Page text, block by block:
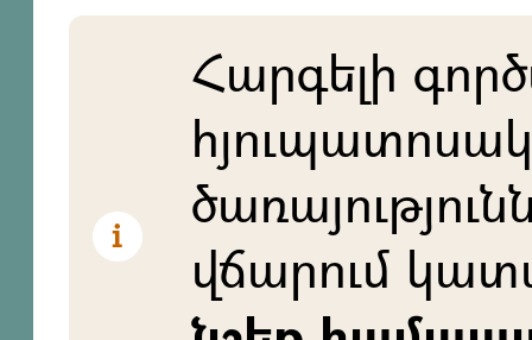
Հարգելի
վճարում